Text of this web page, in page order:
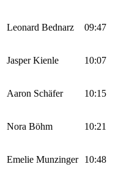
Leonard Bednarz 09:47
Jasper Kienle 10:07
Aaron Schäfer 10:15
Nora Böhm 10:21
Emelie Munzinger 10:48